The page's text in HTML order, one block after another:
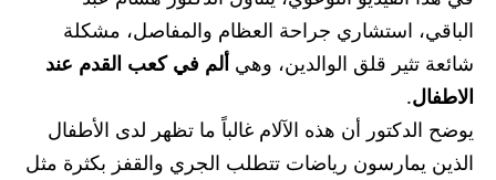
الباقي، استشاري جراحة العظام والمفاصل، مشكلة
شائعة تثير قلق الوالدين، وهي ألم في كعب القدم عند
الاطفال.
يوضح الدكتور أن هذه الآلام غالباً ما تظهر لدى الأطفال
الذين يمارسون رياضات تتطلب الجري والقفز بكثرة مثل